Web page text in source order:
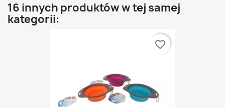
16 innych produktów w tej samej
kategorii:
favorite_border